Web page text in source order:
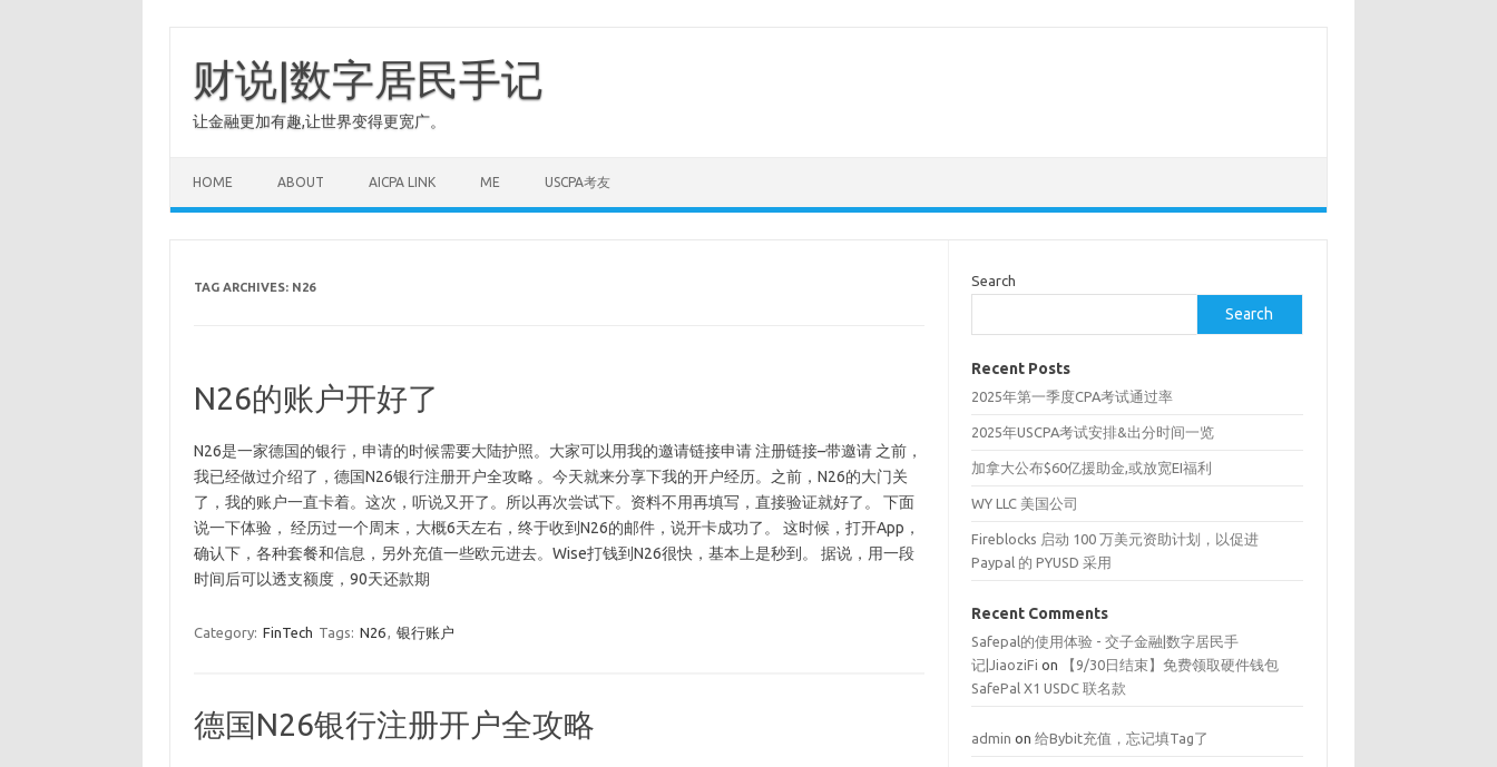
content财说|数字居民手记
让金融更加有趣,让世界变得更宽广。
HOME ABOUT AICPA LINK ME USCPA考友
TAG ARCHIVES: N26
N26的账户开好了
N26是一家德国的银行，申请的时候需要大陆护照。大家可以用我的邀请链接申请 注册链接–带邀请 之前，
我已经做过介绍了，德国N26银行注册开户全攻略 。今天就来分享下我的开户经历。之前，N26的大门关
了，我的账户一直卡着。这次，听说又开了。所以再次尝试下。资料不用再填写，直接验证就好了。 下面
说一下体验， 经历过一个周末，大概6天左右，终于收到N26的邮件，说开卡成功了。 这时候，打开App，
确认下，各种套餐和信息，另外充值一些欧元进去。Wise打钱到N26很快，基本上是秒到。 据说，用一段
时间后可以透支额度，90天还款期
Category: FinTech Tags: N26, 银行账户
德国N26银行注册开户全攻略
Search
Search
Recent Posts
2025年第一季度CPA考试通过率
2025年USCPA考试安排&出分时间一览
加拿大公布$60亿援助金,或放宽EI福利
WY LLC 美国公司
Fireblocks 启动 100 万美元资助计划，以促进
Paypal 的 PYUSD 采用
Recent Comments
Safepal的使用体验 - 交子金融|数字居民手
记|JiaoziFi on
【9/30日结束】免费领取硬件钱包
SafePal X1 USDC 联名款
admin on给Bybit充值，忘记填Tag了